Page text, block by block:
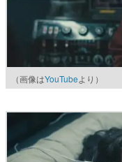
（画像はYouTubeより）